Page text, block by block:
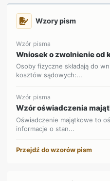
Wzory pism
Wzór pisma
Wniosek o zwolnienie od
Osoby fizyczne składają do
kosztów sądowych:...
Wzór pisma
Wzór oświadczenia
Oświadczenie majątkowe to
informacje o stan...
Przejdź do wzorów pism